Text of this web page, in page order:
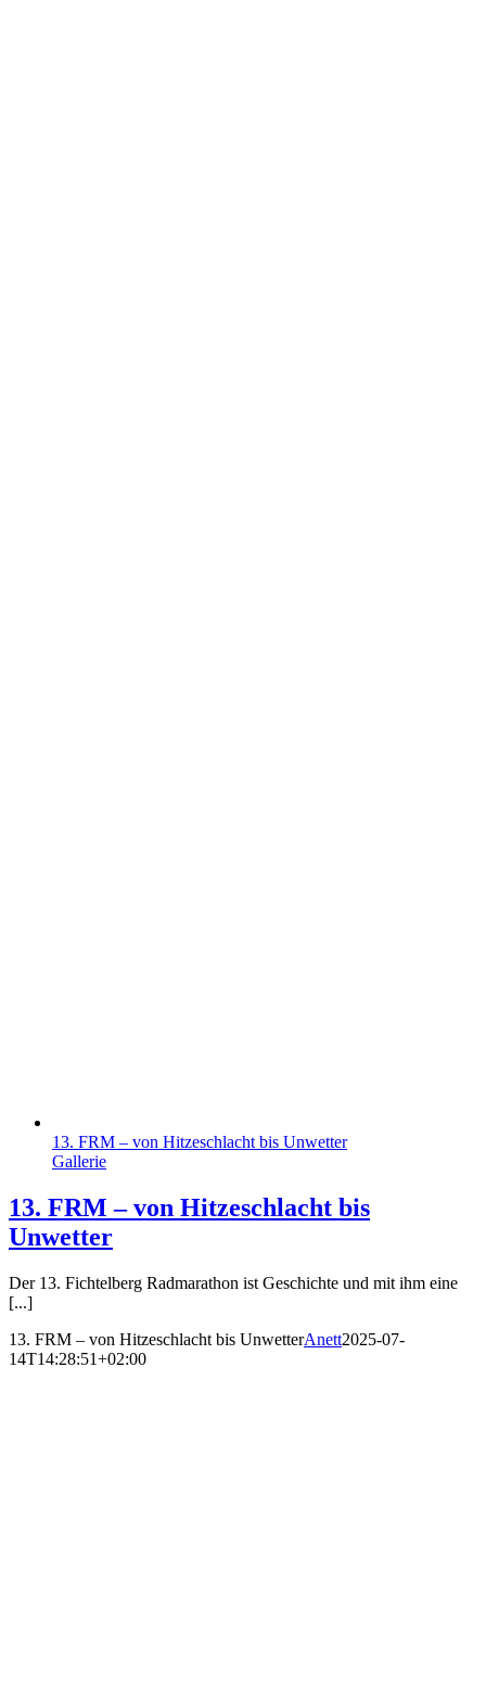
13. FRM – von Hitzeschlacht bis Unwetter
Gallerie
13. FRM – von Hitzeschlacht bis
Unwetter
Der 13. Fichtelberg Radmarathon ist Geschichte und mit ihm eine
[...]
13. FRM – von Hitzeschlacht bis UnwetterAnett2025-07-
14T14:28:51+02:00